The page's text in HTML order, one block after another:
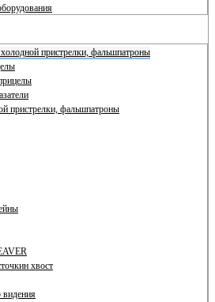
пристрелки, фальшпатроны
пристрелки, фальшпатроны
хвост
видения